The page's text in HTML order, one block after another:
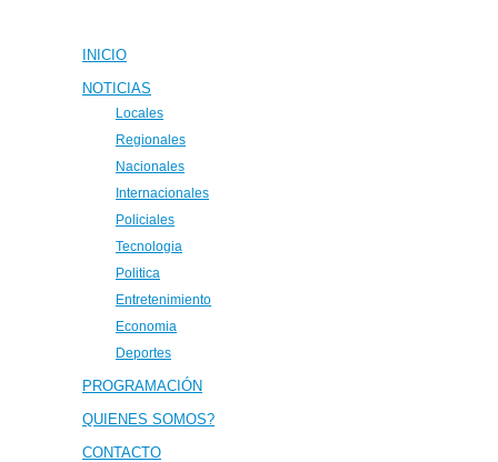
INICIO
NOTICIAS
Locales
Regionales
Nacionales
Internacionales
Policiales
Tecnologia
Politica
Entretenimiento
Economia
Deportes
PROGRAMACIÓN
QUIENES SOMOS?
CONTACTO